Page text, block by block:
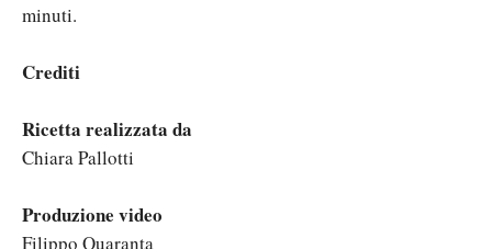
minuti.
Crediti
Ricetta realizzata da
Chiara Pallotti
Produzione video
Filippo Quaranta